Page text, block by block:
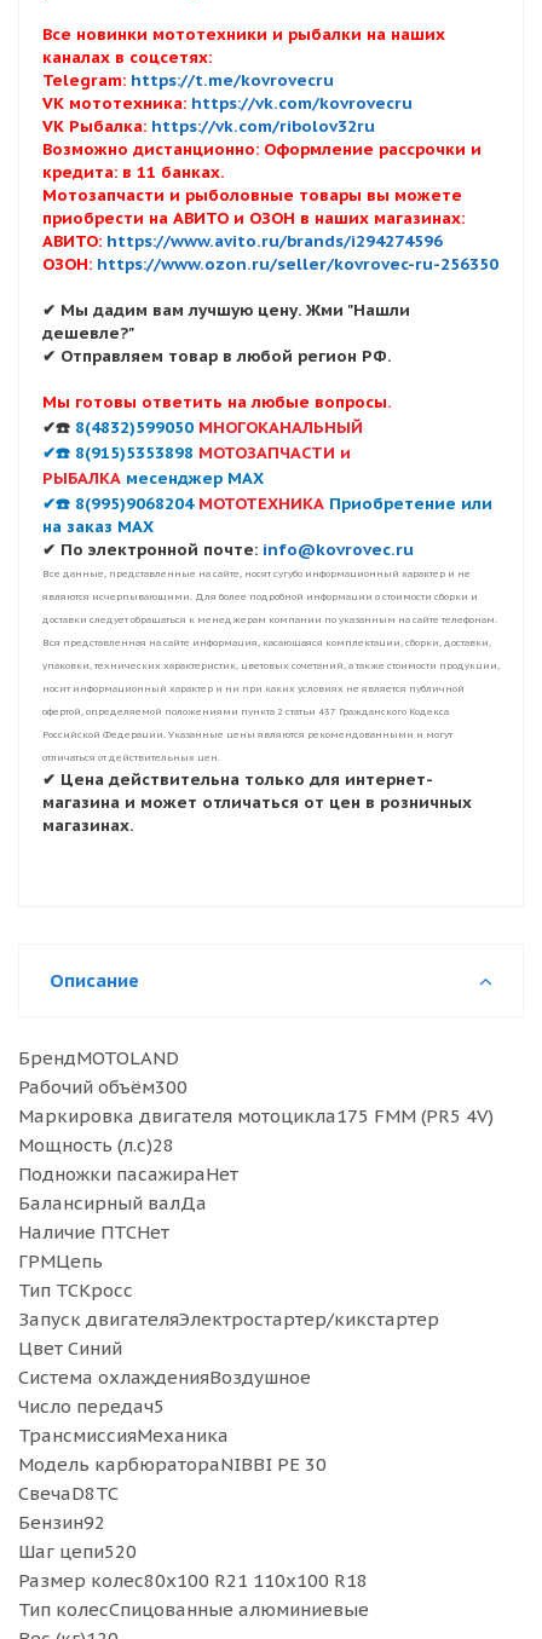
Все новинки мототехники и рыбалки на наших
каналах в соцсетях:
Telegram: https://t.me/kovrovecru
VK мототехника: https://vk.com/kovrovecru
VK Рыбалка: https://vk.com/ribolov32ru
Возможно дистанционно: Оформление рассрочки и
кредита: в 11 банках.
Мотозапчасти и рыболовные товары вы можете
приобрести на АВИТО и ОЗОН в наших магазинах:
АВИТО: https://www.avito.ru/brands/i294274596
ОЗОН: https://www.ozon.ru/seller/kovrovec-ru-256350
✔ Мы дадим вам лучшую цену. Жми "Нашли
дешевле?"
✔ Отправляем товар в любой регион РФ.
Мы готовы ответить на любые вопросы.
✔☎️ 8(4832)599050 МНОГОКАНАЛЬНЫЙ
✔☎️ 8(915)5353898 МОТОЗАПЧАСТИ и
РЫБАЛКА месенджер MAX
✔☎️ 8(995)9068204 МОТОТЕХНИКА Приобретение или
на заказ MAX
✔ По электронной почте: info@kovrovec.ru
Все данные, представленные на сайте, носят сугубо информационный характер и не
являются исчерпывающими. Для более подробной информации о стоимости сборки и
доставки следует обращаться к менеджерам компании по указанным на сайте телефонам.
Вся представленная на сайте информация, касающаяся комплектации, сборки, доставки,
упаковки, технических характеристик, цветовых сочетаний, а также стоимости продукции,
носит информационный характер и ни при каких условиях не является публичной
офертой, определяемой положениями пункта 2 статьи 437 Гражданского Кодекса
Российской Федерации. Указанные цены являются рекомендованными и могут
отличаться от действительных цен.
✔ Цена действительна только для интернет-
магазина и может отличаться от цен в розничных
магазинах.
Описание
БрендMOTOLAND
Рабочий объём300
Маркировка двигателя мотоцикла175 FMM (PR5 4V)
Мощность (л.с)28
Подножки пасажираНет
Балансирный валДа
Наличие ПТСНет
ГРМЦепь
Тип ТСКросс
Запуск двигателяЭлектростартер/кикстартер
Цвет Синий
Система охлажденияВоздушное
Число передач5
ТрансмиссияМеханика
Модель карбюратораNIBBI PE 30
СвечаD8TC
Бензин92
Шаг цепи520
Размер колес80х100 R21 110х100 R18
Тип колесСпицованные алюминиевые